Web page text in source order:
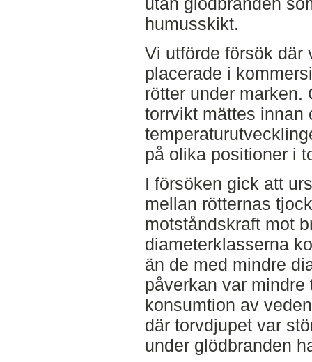
humusskikt.
Vi utförde försök där
placerade i
rötter under marken.
torrvikt mättes innan
på olika positioner i
I försöken gick att
mellan rötternas
motståndskraft mot
diameterklasserna
än de med mindre
påverkan var
konsumtion av
där torvdjupet var
under glödbranden